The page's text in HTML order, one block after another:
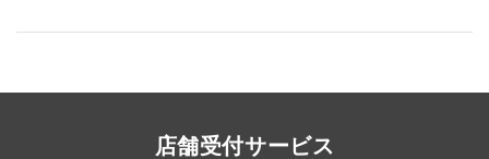
店舗受付サービス